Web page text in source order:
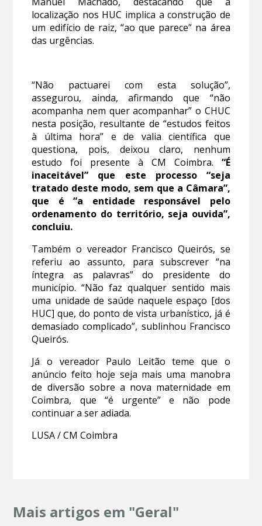
localização nos HUC implica a construção de
um edifício de raiz, “ao que parece” na área
das urgências.
“Não pactuarei com esta solução”,
assegurou, ainda, afirmando que “não
acompanha nem quer acompanhar” o CHUC
nesta posição, resultante de “estudos feitos
à última hora” e de valia científica que
questiona, pois, deixou claro, nenhum
estudo foi presente à CM Coimbra. “É
inaceitável” que este processo “seja
tratado deste modo, sem que a Câmara”,
que é “a entidade responsável pelo
ordenamento do território, seja ouvida”,
concluiu.
Também o vereador Francisco Queirós, se
referiu ao assunto, para subscrever “na
íntegra as palavras” do presidente do
município. “Não faz qualquer sentido mais
uma unidade de saúde naquele espaço [dos
HUC] que, do ponto de vista urbanístico, já é
demasiado complicado”, sublinhou Francisco
Queirós.
Já o vereador Paulo Leitão teme que o
anúncio feito hoje seja mais uma manobra
de diversão sobre a nova maternidade em
Coimbra, que “é urgente” e não pode
continuar a ser adiada.
LUSA / CM Coimbra
Mais artigos em "Geral"